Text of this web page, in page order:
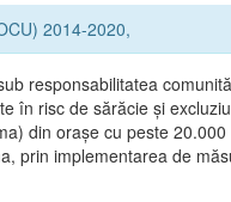
2014-2020,
responsabilitatea
în risc de sărăcie şi
din oraşe cu peste
prin implementarea de